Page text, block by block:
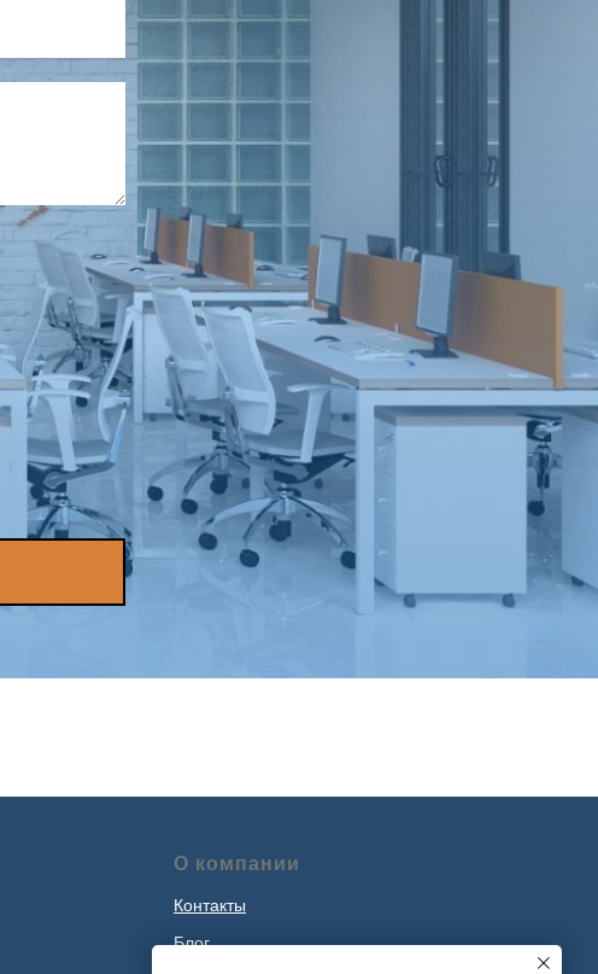
О компании
Контакты
Блог